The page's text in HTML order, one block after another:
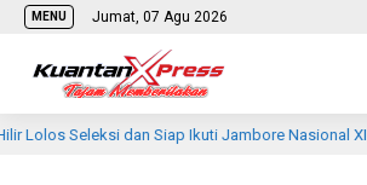
MENU Jumat, 07 Agu 2026
dan Siap Ikuti Jambore Nasional XII Tahun 2026